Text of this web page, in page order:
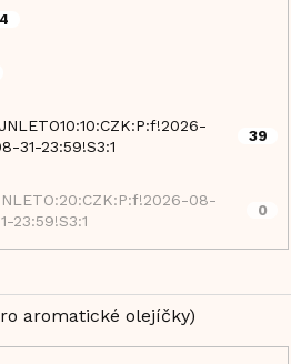
31-23:59!S3:1
39
23:59!S3:1
0
aromatické olejíčky)